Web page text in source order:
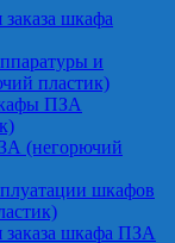
шкафа
и
пластик)
ПЗА
(негорючий
шкафов
шкафа ПЗА